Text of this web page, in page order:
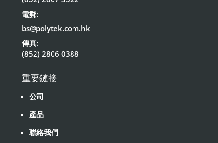
電郵:
bs@polytek.com.hk
傳真:
(852) 2806 0388
重要鏈接
公司
產品
聯絡我們